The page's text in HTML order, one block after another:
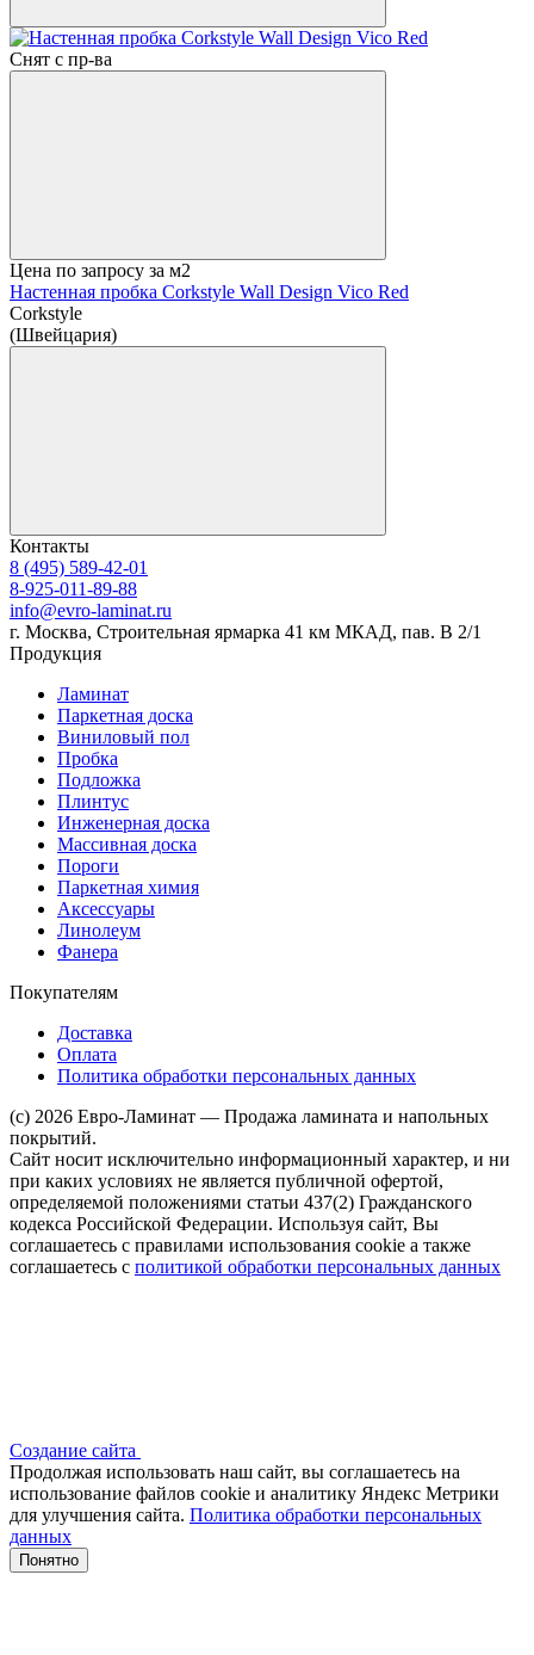
Снят с пр-ва
Цена по запросу за м2
Настенная пробка Corkstyle Wall Design Vico Red
Corkstyle
(Швейцария)
Контакты
8 (495) 589-42-01
8-925-011-89-88
info@evro-laminat.ru
г. Москва, Строительная ярмарка 41 км МКАД, пав. В 2/1
Продукция
Ламинат
Паркетная доска
Виниловый пол
Пробка
Подложка
Плинтус
Инженерная доска
Массивная доска
Пороги
Паркетная химия
Аксессуары
Линолеум
Фанера
Покупателям
Доставка
Оплата
Политика обработки персональных данных
(c) 2026 Евро-Ламинат — Продажа ламината и напольных
покрытий.
Сайт носит исключительно информационный характер, и ни
при каких условиях не является публичной офертой,
определяемой положениями статьи 437(2) Гражданского
кодекса Российской Федерации. Используя сайт, Вы
соглашаетесь с правилами использования cookie а также
соглашаетесь с политикой обработки персональных данных
Создание сайта
Продолжая использовать наш сайт, вы соглашаетесь на
использование файлов сооkіе и аналитику Яндекс Метрики
для улучшения сайта. Политика обработки персональных
данных
Понятно